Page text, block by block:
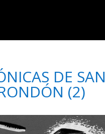
DE SAN
(2)